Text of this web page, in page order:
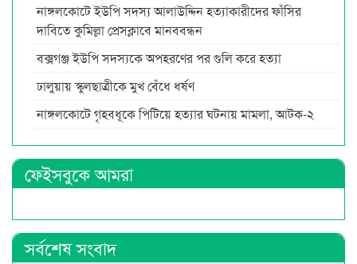
নাঙ্গলকোটে ইউপি সদস্য আলাউদ্দিন হত্যাকারীদের ফাঁসির
দাবিতে কুমিল্লা প্রেসক্লাবে মানববন্ধন
বক্সগঞ্জ ইউপি সদস্যকে অপহরণের পর গুলি করে হত্যা
ঢালুয়ায় স্কুলছাত্রীকে মুখ বেঁধে ধর্ষণ
নাঙ্গলকোটে গৃহবধূকে পিটিয়ে হত্যার ঘটনায় মামলা, আটক-২
ফেইসবুকে আমরা
সর্বশেষ সংবাদ